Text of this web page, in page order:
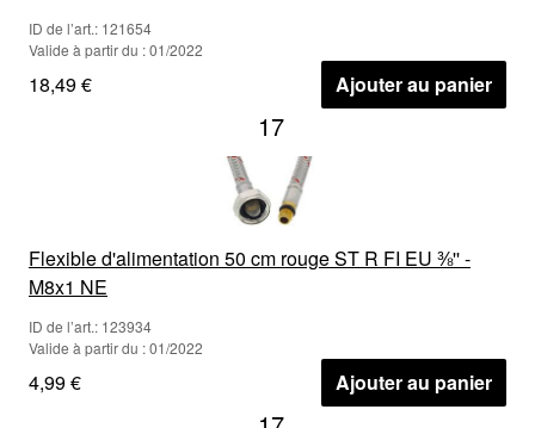
ID de l’art.: 121654
Valide à partir du : 01/2022
18,49 € Ajouter au panier
17
Flexible d'alimentation 50 cm rouge ST R FI EU ⅜'' -
M8x1 NE
ID de l’art.: 123934
Valide à partir du : 01/2022
4,99 € Ajouter au panier